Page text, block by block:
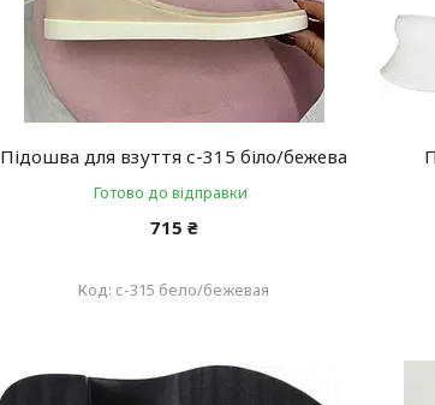
Підошва для взуття с-315 біло/бежева
Готово до відправки
715 ₴
с-315 бело/бежевая